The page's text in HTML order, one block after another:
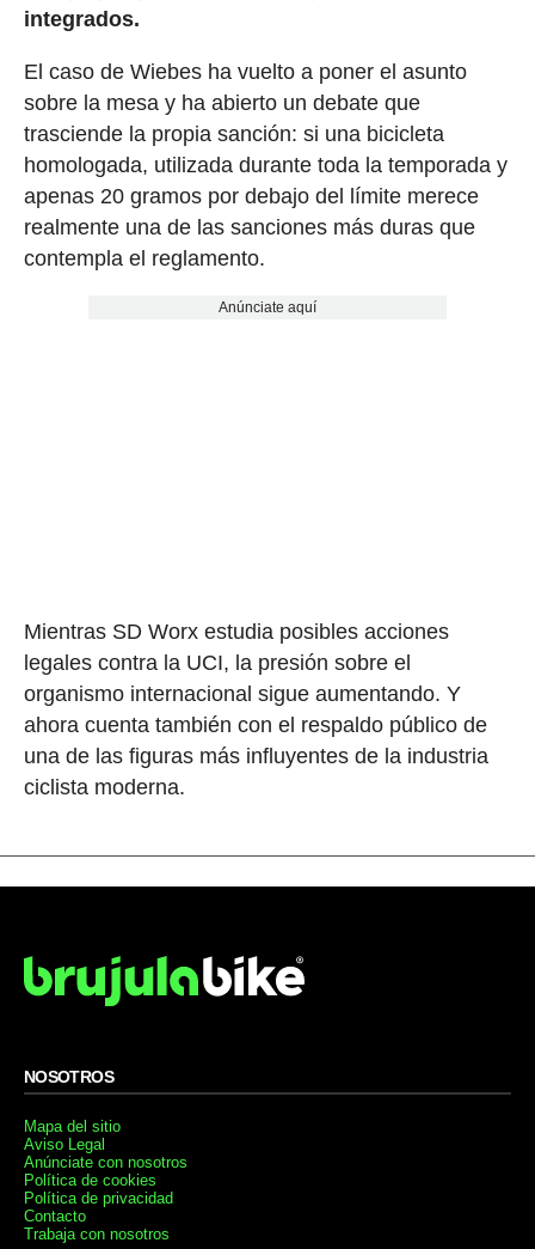
integrados.
El caso de Wiebes ha vuelto a poner el asunto
sobre la mesa y ha abierto un debate que
trasciende la propia sanción: si una bicicleta
homologada, utilizada durante toda la temporada y
apenas 20 gramos por debajo del límite merece
realmente una de las sanciones más duras que
contempla el reglamento.
Anúnciate aquí
Mientras SD Worx estudia posibles acciones
legales contra la UCI, la presión sobre el
organismo internacional sigue aumentando. Y
ahora cuenta también con el respaldo público de
una de las figuras más influyentes de la industria
ciclista moderna.
NOSOTROS
Mapa del sitio
Aviso Legal
Anúnciate con nosotros
Política de cookies
Política de privacidad
Contacto
Trabaja con nosotros